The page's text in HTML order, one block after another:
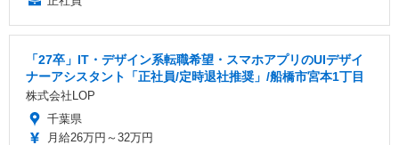
「27卒」IT・デザイン系転職希望・スマホアプリのUIデザイ
ナーアシスタント「正社員/定時退社推奨」/船橋市宮本1丁目
株式会社LOP
千葉県
月給26万円～32万円